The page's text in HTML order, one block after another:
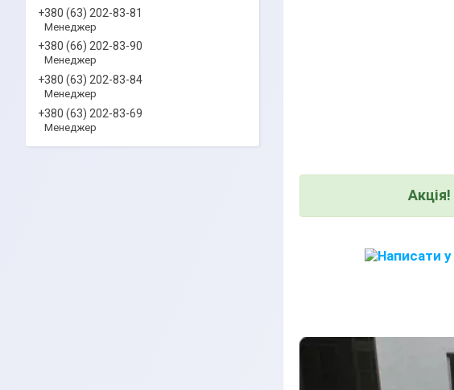
Акція!
+380 (63) 202-83-81
Менеджер
+380 (66) 202-83-90
Менеджер
+380 (63) 202-83-84
Менеджер
+380 (63) 202-83-69
Менеджер